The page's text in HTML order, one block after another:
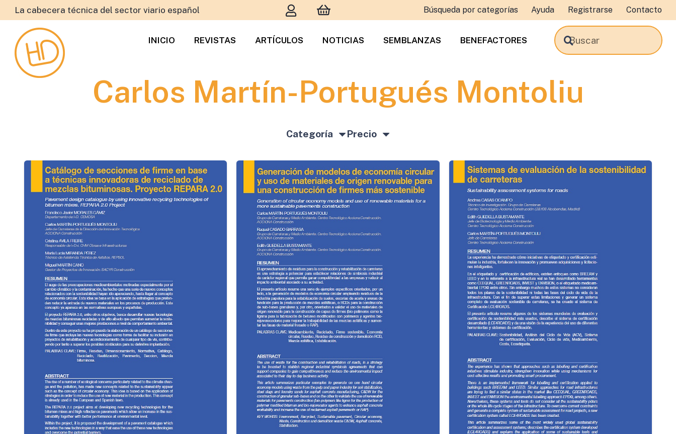
La cabecera técnica del sector viario español Búsqueda por categorías Ayuda Registrarse Contacto
INICIO REVISTAS ARTÍCULOS NOTICIAS SEMBLANZAS BENEFACTORES
Carlos Martín-Portugués Montoliu
Categoría Precio